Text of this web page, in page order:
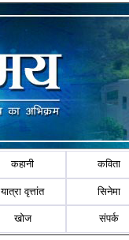
कहानी कविता
यात्रा वृत्तांत सिनेमा
खोज संपर्क